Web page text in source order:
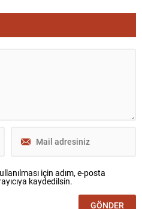
için adım, e-posta
kaydedilsin.